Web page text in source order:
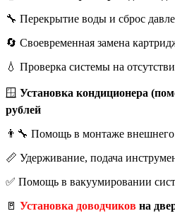
🔧 Перекрытие воды и сброс
🔄 Своевременная замена
💧 Проверка системы на
🪟 Установка кондиционера
рублей
👨‍🔧 Помощь в монтаже внешнего
📏 Удерживание, подача
✅ Помощь в вакуумировании
🚪 Установка доводчиков на